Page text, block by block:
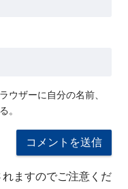
ウザーに自分の名前、
。
ますのでご注意くだ